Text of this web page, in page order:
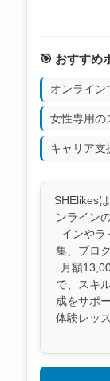
🎯 おすすめ
オンライン
女性専用の
キャリア支
SHElikes
ンライン
インやラ
集、プロ
月額
で、スキ
成をサポ
体験レッ